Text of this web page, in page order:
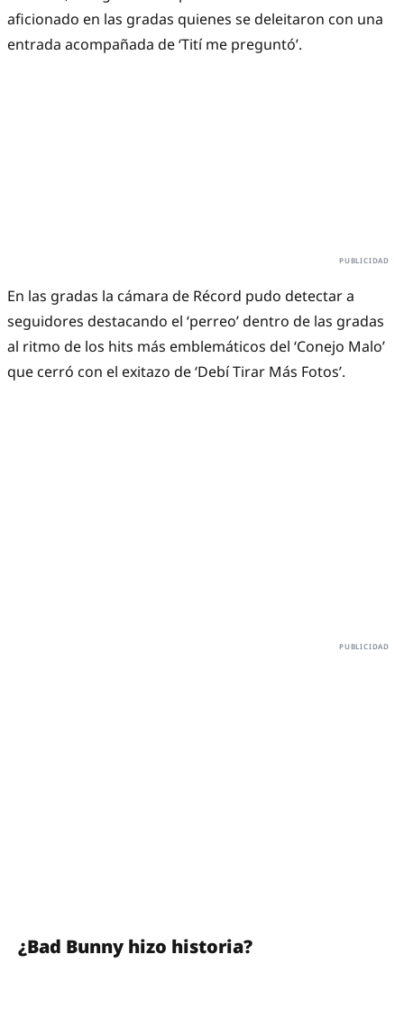
aficionado en las gradas quienes se deleitaron con una
entrada acompañada de ‘Tití me preguntó’.
En las gradas la cámara de Récord pudo detectar a
seguidores destacando el ‘perreo’ dentro de las gradas
al ritmo de los hits más emblemáticos del ‘Conejo Malo’
que cerró con el exitazo de ‘Debí Tirar Más Fotos’.
¿Bad Bunny hizo historia?